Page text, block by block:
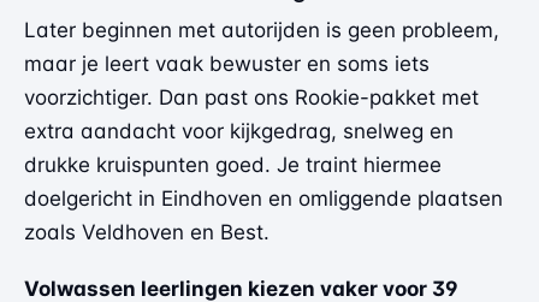
Later beginnen met autorijden is geen probleem,
maar je leert vaak bewuster en soms iets
voorzichtiger. Dan past ons Rookie-pakket met
extra aandacht voor kijkgedrag, snelweg en
drukke kruispunten goed. Je traint hiermee
doelgericht in Eindhoven en omliggende plaatsen
zoals Veldhoven en Best.
Volwassen leerlingen kiezen vaker voor 39